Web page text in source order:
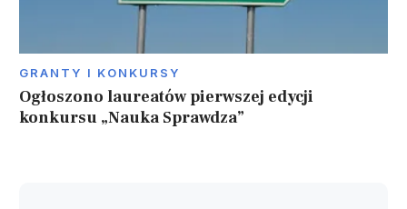
GRANTY I KONKURSY
Ogłoszono laureatów pierwszej edycji
konkursu „Nauka Sprawdza”